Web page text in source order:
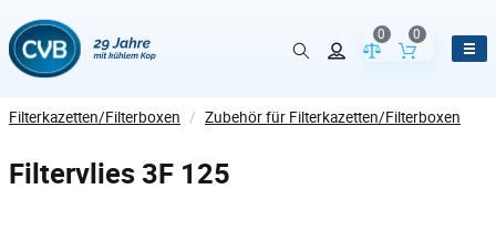
Vergleich der
0
Inhalt des
0
Filterkazetten/Filterboxen / Zubehör für Filterkazetten/Filterboxen
Filtervlies 3F 125